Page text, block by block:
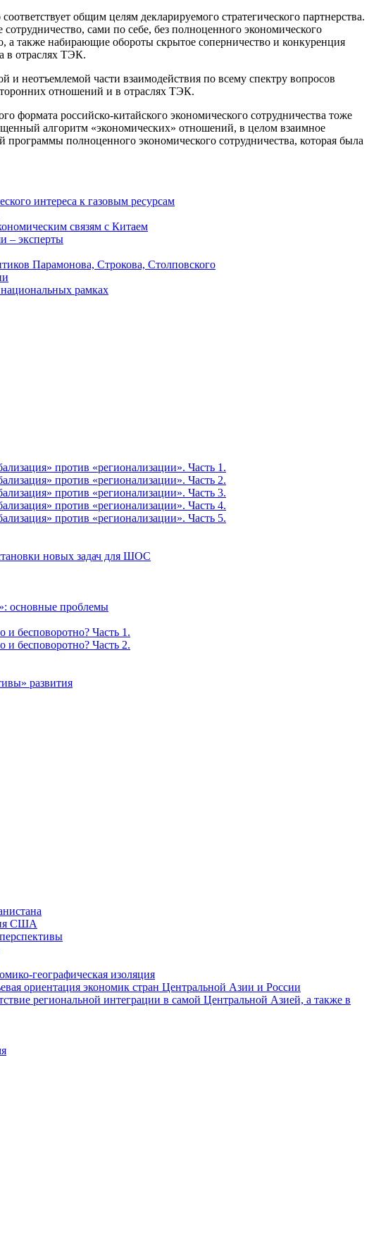
общим целям декларируемого стратегического партнерства.
сами по себе, без полноценного экономического
а также набирающие обороты скрытое соперничество и конкуренция
в отраслях ТЭК.
неотъемлемой части взаимодействия по всему спектру вопросов
отношений и в отраслях ТЭК.
российско-китайского экономического сотрудничества тоже
алгоритм «экономических» отношений, в целом взаимное
полноценного экономического сотрудничества, которая была
интереса к газовым ресурсам
связям с Китаем
– эксперты
Парамонова, Строкова, Столповского
рамках
против «регионализации». Часть 1.
против «регионализации». Часть 2.
против «регионализации». Часть 3.
против «регионализации». Часть 4.
против «регионализации». Часть 5.
новых задач для ШОС
основные проблемы
бесповоротно? Часть 1.
бесповоротно? Часть 2.
развития
США
географическая изоляция
ориентация экономик стран Центральной Азии и России
региональной интеграции в самой Центральной Азией, а также в